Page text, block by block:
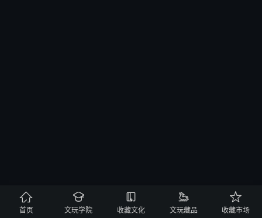

首页

文玩学院

收藏文化

文玩藏品

收藏市场